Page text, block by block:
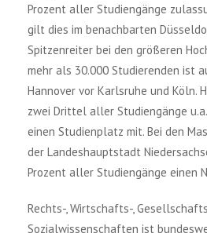
Prozent aller Studiengänge
gilt dies im benachbarten
Spitzenreiter bei den größeren
mehr als 30.000 Studierenden ist
Hannover vor Karlsruhe und Köln.
zwei Drittel aller Studiengänge
einen Studienplatz mit. Bei den
der Landeshauptstadt
Prozent aller Studiengänge einen
Rechts-, Wirtschafts-,
Sozialwissenschaften ist